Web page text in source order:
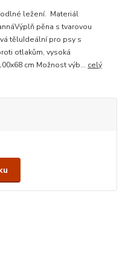
ležení. Materiál
pěna s tvarovou
těluIdeální pro psy s
otlakům, vysoká
cm Možnost výb... celý